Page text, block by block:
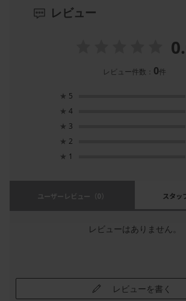
レビュー
レビュー件数： 0件
★ 5
★ 4
★ 3
★ 2
★ 1
ユーザーレビュー （0） スタッ
レビューはありません。
レビューを書く